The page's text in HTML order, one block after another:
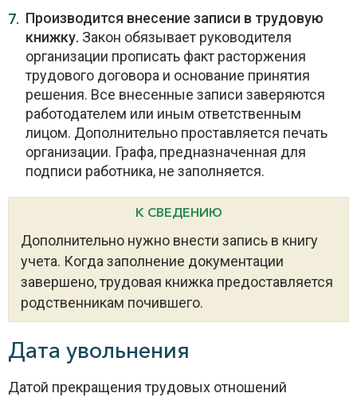
Производится внесение записи в трудовую
книжку. Закон обязывает руководителя
организации прописать факт расторжения
трудового договора и основание принятия
решения. Все внесенные записи заверяются
работодателем или иным ответственным
лицом. Дополнительно проставляется печать
организации. Графа, предназначенная для
подписи работника, не заполняется.
К СВЕДЕНИЮ
Дополнительно нужно внести запись в книгу
учета. Когда заполнение документации
завершено, трудовая книжка предоставляется
родственникам почившего.
Дата увольнения
Датой прекращения трудовых отношений